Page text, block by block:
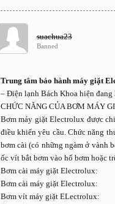
suachua23
Banned
Trung tâm bảo hành máy giặt
– Điện lạnh Bách Khoa hiện
CHỨC NĂNG CỦA BƠM MÁY
Bơm máy giặt Electrolux được
điều khiển yêu cầu. Chức năng
bơm cài (có những ngàm ở vành
ốc vít bắt bơm vào hố bơm hoặc
Bơm cài máy giặt Electrolux:
Bơm cài máy giặt Electrolux:
Bơm vít máy giặt ELectrolux: